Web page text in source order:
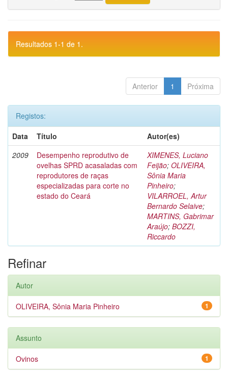
Resultados 1-1 de 1.
Anterior 1 Próxima
Registos:
Data
Título
Autor(es)
2009
Desempenho reprodutivo de
ovelhas SPRD acasaladas com
reprodutores de raças
especializadas para corte no
estado do Ceará
XIMENES, Luciano
Feijão; OLIVEIRA,
Sônia Maria
Pinheiro;
VILARROEL, Artur
Bernardo Selaive;
MARTINS, Gabrimar
Araújo; BOZZI,
Riccardo
Refinar
Autor
1
OLIVEIRA, Sônia Maria Pinheiro
Assunto
1
Ovinos